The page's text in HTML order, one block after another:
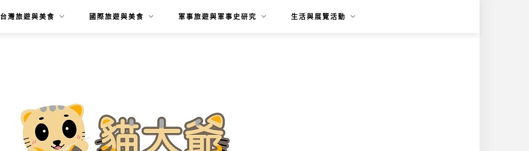
台灣旅遊與美食 國際旅遊與美食 軍事旅遊與軍事史研究 生活與展覽活動